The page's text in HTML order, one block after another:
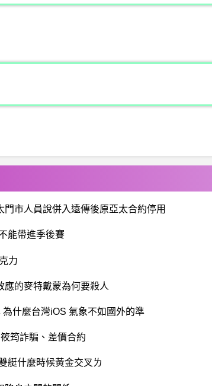
市人員說併入遠傳後原亞太合約停用
能帶進季後賽
力
應的麥特戴蒙為何要殺人
什麼台灣iOS 氣象不如國外的準
筠詐騙、差價合約
艇什麼時候黃金交叉ㄌ